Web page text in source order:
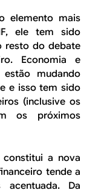
elemento mais
ele tem sido
resto do debate
Economia e
mudando
e isso tem sido
(inclusive os
os próximos
a nova
tende a
Da